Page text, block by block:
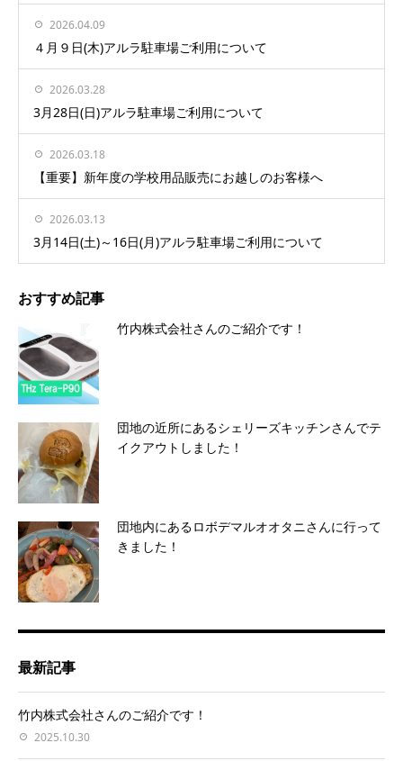
2026.04.09
４月９日(木)アルラ駐車場ご利用について
2026.03.28
3月28日(日)アルラ駐車場ご利用について
2026.03.18
【重要】新年度の学校用品販売にお越しのお客様へ
2026.03.13
3月14日(土)～16日(月)アルラ駐車場ご利用について
おすすめ記事
竹内株式会社さんのご紹介です！
団地の近所にあるシェリーズキッチンさんでテ
イクアウトしました！
団地内にあるロボデマルオオタニさんに行って
きました！
最新記事
竹内株式会社さんのご紹介です！
2025.10.30